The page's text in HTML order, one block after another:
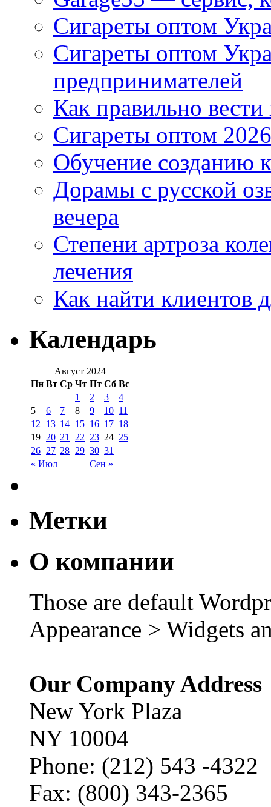
Сигареты оптом
Сигареты оптом
предпринимателей
Как правильно
Сигареты оптом
Обучение созданию
Дорамы с русской
вечера
Степени артроза
лечения
Как найти клиентов
Календарь
Август 2024
Пн Вт Ср Чт Пт Сб Вс
« Июл Сен »
1 2 3
4
5
6 7 8 9 10 11
12
13 14 15 16 17 18
19 20 21 22 23 24 25
26 27 28 29 30 31
Метки
О компании
Those are default
Appearance > Widgets
Our Company Address
New York Plaza
NY 10004
Phone: (212) 543 -4322
Fax: (800) 343-2365